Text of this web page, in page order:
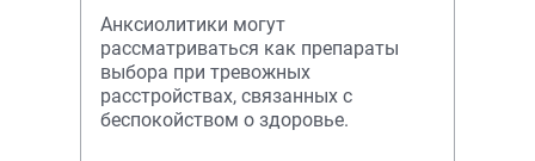
Анксиолитики могут
рассматриваться как препараты
выбора при тревожных
расстройствах, связанных с
беспокойством о здоровье.